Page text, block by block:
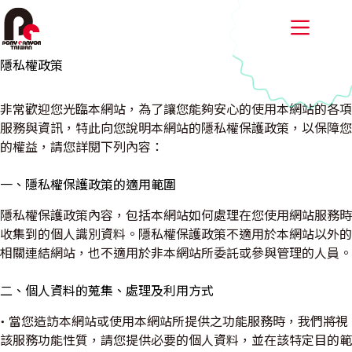
跳
至
主
要
容
隱私權政策
非常歡迎您光臨本網站，為了讓您能夠安心的使用本網站的各項
服務與資訊，特此向您說明本網站的隱私權保護政策，以保障您
的權益，請您詳閱下列內容：
一、隱私權保護政策的適用範圍
隱私權保護政策內容，包括本網站如何處理在您使用網站服務時
收集到的個人識別資料。隱私權保護政策不適用於本網站以外的
相關連結網站，也不適用於非本網站所委託或參與管理的人員。
二、個人資料的蒐集、處理及利用方式
• 當您造訪本網站或使用本網站所提供之功能服務時，我們將視
該服務功能性質，請您提供必要的個人資料，並在該特定目的範